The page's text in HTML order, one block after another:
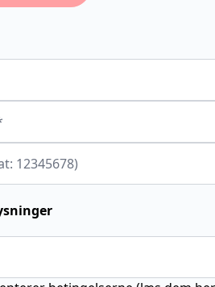
12345678)